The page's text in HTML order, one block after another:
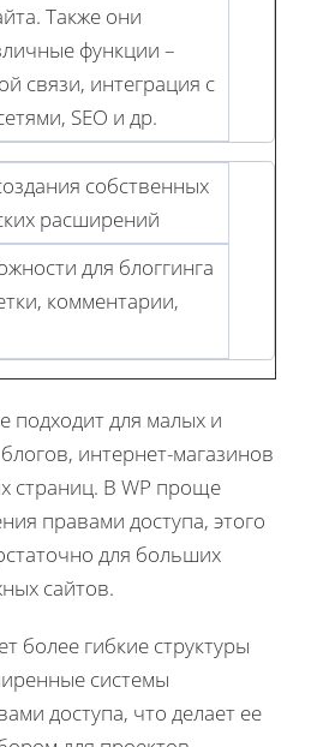
Также они
функции –
связи, интеграция с
SEO и др.
собственных
расширений
для блоггинга
комментарии,
подходит для малых и
интернет-магазинов
страниц. В WP проще
правами доступа, этого
для больших
сайтов.
более гибкие структуры
системы
доступа, что делает ее